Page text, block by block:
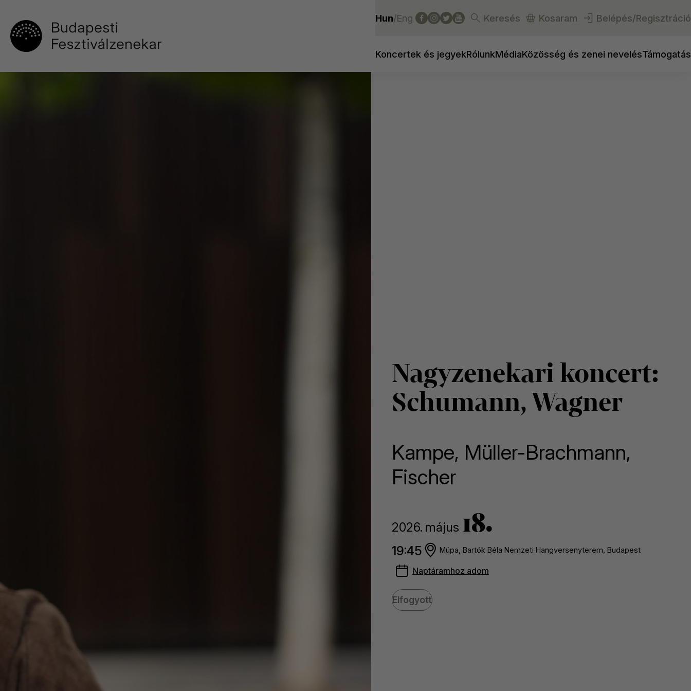
Hun/Eng Keresés Kosaram Belépés/Regisztráció
Koncertek és jegyekRólunkMédiaKözösség és zenei nevelésTámogatás
Nagyzenekari koncert:
Schumann, Wagner
Kampe, Müller-Brachmann,
Fischer
2026. május 18
19:45 Müpa, Bartók Béla Nemzeti Hangversenyterem, Budapest
Naptáramhoz adom
Elfogyott